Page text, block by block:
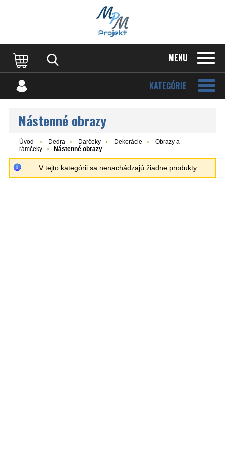
MENU
KATEGÓRIE
Nástenné obrazy
Úvod Dedra Darčeky Dekorácie
Obrazy a
rámčeky
Nástenné obrazy
V tejto kategórii sa nenachádzajú žiadne produkty.